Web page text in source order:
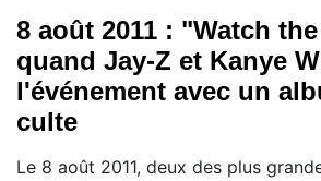
8 août 2011 : "Watch
quand Jay-Z et Kanye
l'événement avec un
culte
Le 8 août 2011, deux des plus